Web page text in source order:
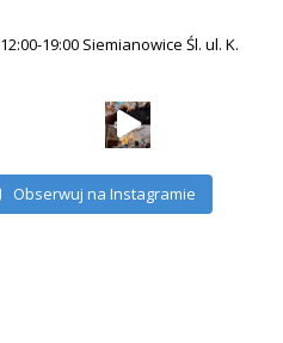
12:00-19:00 Siemianowice Śl. ul. K.
Obserwuj na Instagramie